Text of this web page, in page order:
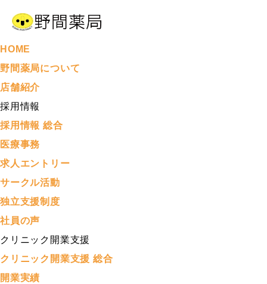
HOME
野間薬局について
店舗紹介
採用情報
採用情報 総合
医療事務
求人エントリー
サークル活動
独立支援制度
社員の声
クリニック開業支援
クリニック開業支援 総合
開業実績